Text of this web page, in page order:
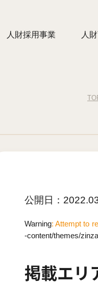
人財採用事業 人
公開日：
Warning: Attempt to
-content/themes/
掲載エリ